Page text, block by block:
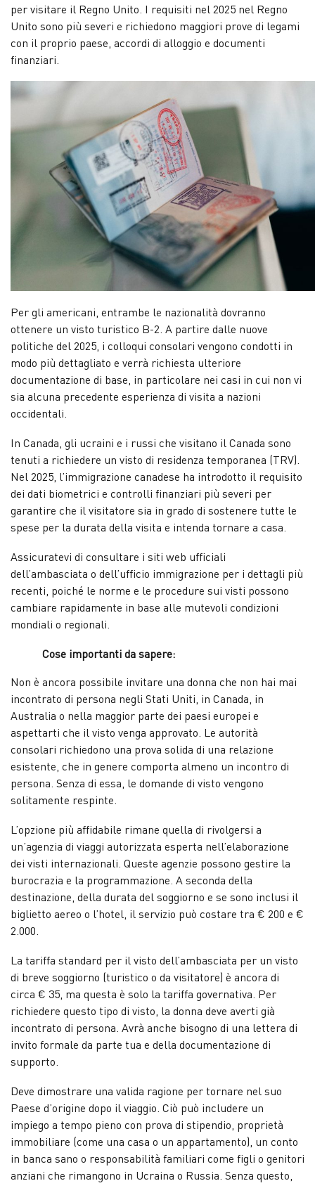
per visitare il Regno Unito. I requisiti nel 2025 nel Regno
Unito sono più severi e richiedono maggiori prove di legami
con il proprio paese, accordi di alloggio e documenti
finanziari.
Per gli americani, entrambe le nazionalità dovranno
ottenere un visto turistico B-2. A partire dalle nuove
politiche del 2025, i colloqui consolari vengono condotti in
modo più dettagliato e verrà richiesta ulteriore
documentazione di base, in particolare nei casi in cui non vi
sia alcuna precedente esperienza di visita a nazioni
occidentali.
In Canada, gli ucraini e i russi che visitano il Canada sono
tenuti a richiedere un visto di residenza temporanea (TRV).
Nel 2025, l’immigrazione canadese ha introdotto il requisito
dei dati biometrici e controlli finanziari più severi per
garantire che il visitatore sia in grado di sostenere tutte le
spese per la durata della visita e intenda tornare a casa.
Assicuratevi di consultare i siti web ufficiali
dell’ambasciata o dell’ufficio immigrazione per i dettagli più
recenti, poiché le norme e le procedure sui visti possono
cambiare rapidamente in base alle mutevoli condizioni
mondiali o regionali.
Cose importanti da sapere:
Non è ancora possibile invitare una donna che non hai mai
incontrato di persona negli Stati Uniti, in Canada, in
Australia o nella maggior parte dei paesi europei e
aspettarti che il visto venga approvato. Le autorità
consolari richiedono una prova solida di una relazione
esistente, che in genere comporta almeno un incontro di
persona. Senza di essa, le domande di visto vengono
solitamente respinte.
L’opzione più affidabile rimane quella di rivolgersi a
un’agenzia di viaggi autorizzata esperta nell’elaborazione
dei visti internazionali. Queste agenzie possono gestire la
burocrazia e la programmazione. A seconda della
destinazione, della durata del soggiorno e se sono inclusi il
biglietto aereo o l’hotel, il servizio può costare tra € 200 e €
2.000.
La tariffa standard per il visto dell’ambasciata per un visto
di breve soggiorno (turistico o da visitatore) è ancora di
circa € 35, ma questa è solo la tariffa governativa. Per
richiedere questo tipo di visto, la donna deve averti già
incontrato di persona. Avrà anche bisogno di una lettera di
invito formale da parte tua e della documentazione di
supporto.
Deve dimostrare una valida ragione per tornare nel suo
Paese d’origine dopo il viaggio. Ciò può includere un
impiego a tempo pieno con prova di stipendio, proprietà
immobiliare (come una casa o un appartamento), un conto
in banca sano o responsabilità familiari come figli o genitori
anziani che rimangono in Ucraina o Russia. Senza questo,